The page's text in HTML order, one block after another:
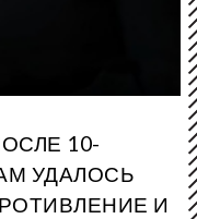
10-
УДАЛОСЬ
И